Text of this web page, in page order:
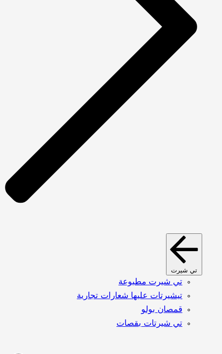
تي شيرت
تي شيرت مطبوعة
تيشيرتات عليها شعارات تجارية
قمصان بولو
تي شيرتات بقصات